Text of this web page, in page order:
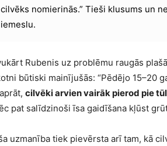
cilvēks nomierinās.” Tieši klusums un
iemeslu.
Rubenis uz problēmu raugās
būtiski mainījušās: “Pēdējo 15–20
cilvēki arvien vairāk pierod pie
pat salīdzinoši īsa gaidīšana kļūst
uzmanība tiek pievērsta arī tam, kā